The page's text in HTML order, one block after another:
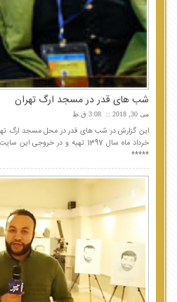
شب های قدر در مسجد ارگ تهران
می 30, 2018 3:08 ق.ظ
این گزارش در شب های قدر در محل مسجد ارگ
خرداد ماه سال 1397 تهیه و در
*****